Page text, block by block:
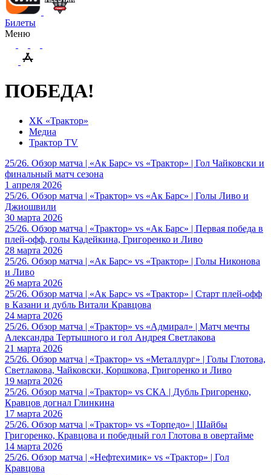
Билеты
Меню
ПОБЕДА!
ХК «Трактор»
Медиа
Трактор TV
25/26. Обзор матча | «Ак Барс» vs «Трактор» | Гол Чайковски и
финальный матч сезона
1 апреля 2026
25/26. Обзор матча | «Трактор» vs «Ак Барс» | Голы Ливо и
Джиошвили
30 марта 2026
25/26. Обзор матча | «Трактор» vs «Ак Барс» | Первая победа в
плей-офф, голы Кадейкина, Григоренко и Ливо
28 марта 2026
25/26. Обзор матча | «Ак Барс» vs «Трактор» | Голы Никонова
и Ливо
26 марта 2026
25/26. Обзор матча | «Ак Барс» vs «Трактор» | Старт плей-офф
в Казани и дубль Витали Кравцова
24 марта 2026
25/26. Обзор матча | «Трактор» vs «Адмирал» | Матч мечты
Александра Тертышного и гол Андрея Светлакова
21 марта 2026
25/26. Обзор матча | «Трактор» vs «Металлург» | Голы Глотова,
Светлакова, Чайковски, Коршкова, Григоренко и Ливо
19 марта 2026
25/26. Обзор матча | «Трактор» vs СКА | Дубль Григоренко,
Кравцов догнал Глинкина
17 марта 2026
25/26. Обзор матча | «Трактор» vs «Торпедо» | Шайбы
Григоренко, Кравцова и победный гол Глотова в овертайме
14 марта 2026
25/26. Обзор матча | «Нефтехимик» vs «Трактор» | Гол
Кравцова